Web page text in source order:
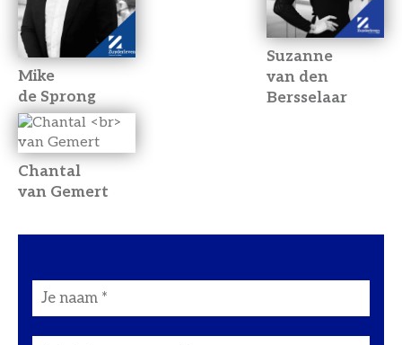
Mike
de Sprong
Suzanne
van den
Bersselaar
Chantal
van Gemert